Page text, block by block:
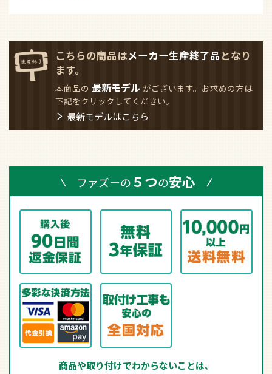
こちらの商品はメーカー生産終了品 となり
ます。
本商品の 最新モデル がございます。お求めの方は
下記をクリックしてください。
最新モデルはこちら
ファズーの５つの安心
商品や取り付けでわからないことは、